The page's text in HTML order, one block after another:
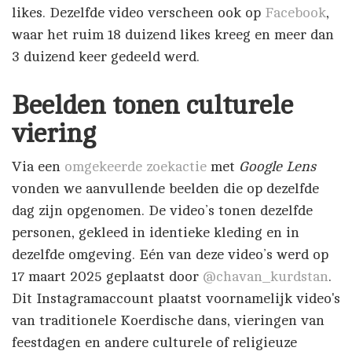
likes. Dezelfde video verscheen ook op Facebook,
waar het ruim 18 duizend likes kreeg en meer dan
3 duizend keer gedeeld werd.
Beelden tonen culturele
viering
Via een omgekeerde zoekactie met Google Lens
vonden we aanvullende beelden die op dezelfde
dag zijn opgenomen. De video’s tonen dezelfde
personen, gekleed in identieke kleding en in
dezelfde omgeving. Eén van deze video’s werd op
17 maart 2025 geplaatst door @chavan_kurdstan.
Dit Instagramaccount plaatst voornamelijk video's
van traditionele Koerdische dans, vieringen van
feestdagen en andere culturele of religieuze